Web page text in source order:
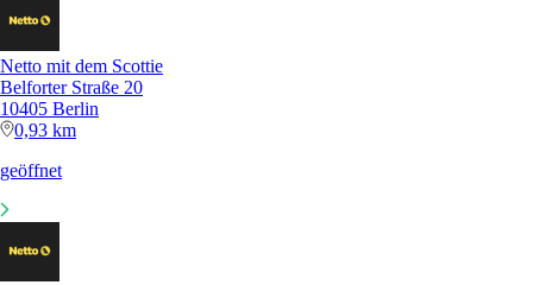
Netto mit dem Scottie
Belforter Straße 20
10405 Berlin
0,93 km
geöffnet